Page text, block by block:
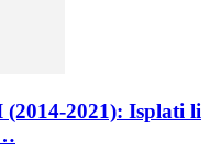
2021): Isplati li